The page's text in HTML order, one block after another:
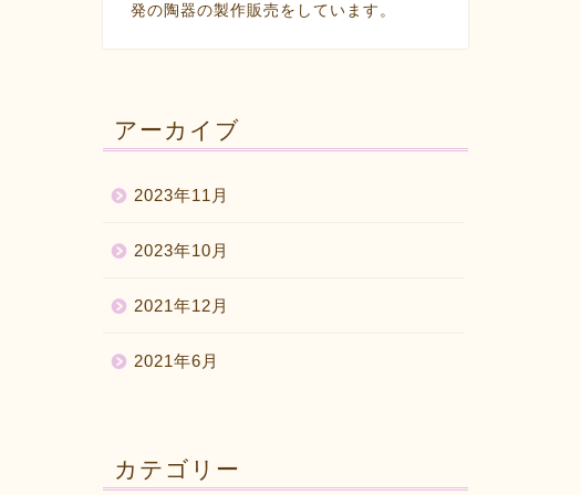
発の陶器の製作販売をしています。
アーカイブ
2023年11月
2023年10月
2021年12月
2021年6月
カテゴリー